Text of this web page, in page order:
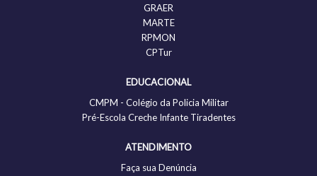
GRAER
MARTE
RPMON
CPTur
EDUCACIONAL
CMPM - Colégio da Policia Militar
Pré-Escola Creche Infante Tiradentes
ATENDIMENTO
Faça sua Denúncia